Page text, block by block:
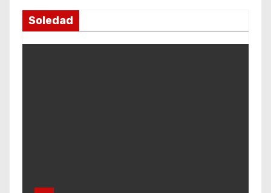
Soledad